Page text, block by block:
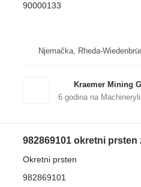
90000133
Njemačka, Rheda-
Kraemer Mining
6godina na
982869101 okretni prsten
Okretni prsten
982869101